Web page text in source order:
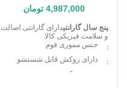
4,987,000 تومان
پنج سال گارانتیدارای گارانتی اصالت
و سلامت فیزیکی کالا
جنس مموری فوم
دارای روکش قابل شستشو
جنس روکش تنفسی